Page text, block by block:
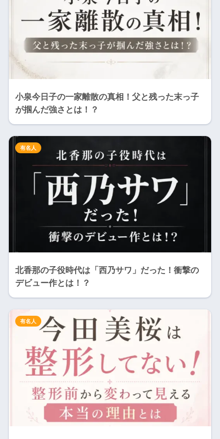
小泉今日子の一家離散の真相！父と残った末っ子
が掴んだ強さとは！？
北香那の子役時代は「西乃サワ」だった！衝撃の
デビュー作とは！？
有名人
有名人